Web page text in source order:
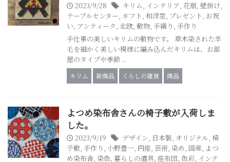
2023/9/28 キリム, インテリア, 花瓶, 壁掛け,
テーブルセンター, ギフト, 和洋室, プレゼント, お祝
い, アンティーク, 北欧, 敷物, 手織り , 手作り
手仕事の美しいキリムの敷物です。 草木染された羊
毛を細かく美しい模様に編み込んだキリムは、お部
屋のタイプや季節 ...
キリム 新商品 くらしの雑貨 商品
よつめ染布舎さんの椅子敷が入荷しま
した。
2023/9/19 デザイン, 日本製, オリジナル, 椅
子敷, 手作り , 小野豊一, 円座, 芸術, 染め, 国産, よつ
め染布舎, 染色, 暮らしの道具, 座布団, 色彩, インテ